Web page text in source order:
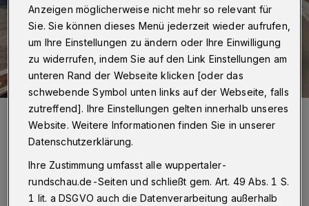
In einem Jahr findet in Wuppertal das Finale des internationalen
Wettbewerbs „Solar Decathlon Europe“ statt.
Foto: SDE19 | ÉMI Non profit Ltd.
Anzeigen möglicherweise nicht mehr so relevant für
Sie. Sie können dieses Menü jederzeit wieder aufrufen,
um Ihre Einstellungen zu ändern oder Ihre Einwilligung
zu widerrufen, indem Sie auf den Link Einstellungen am
unteren Rand der Webseite klicken [oder das
schwebende Symbol unten links auf der Webseite, falls
zutreffend]. Ihre Einstellungen gelten innerhalb unseres
Website. Weitere Informationen finden Sie in unserer
Datenschutzerklärung.
Ihre Zustimmung umfasst alle wuppertaler-
rundschau.de-Seiten und schließt gem. Art. 49 Abs. 1 S.
1 lit. a DSGVO auch die Datenverarbeitung außerhalb